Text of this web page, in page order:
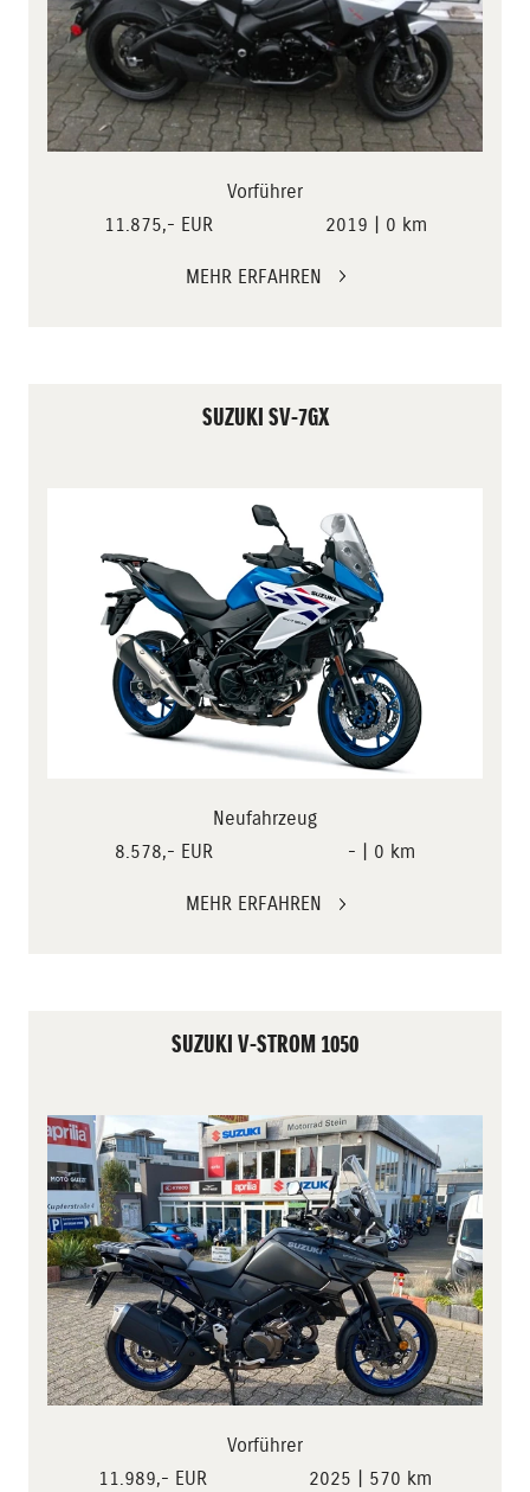
Vorführer
11.875,- EUR
2019 | 0 km
MEHR ERFAHREN
SUZUKI SV-7GX
Neufahrzeug
8.578,- EUR
- | 0 km
MEHR ERFAHREN
SUZUKI V-STROM 1050
Vorführer
11.989,- EUR
2025 | 570 km